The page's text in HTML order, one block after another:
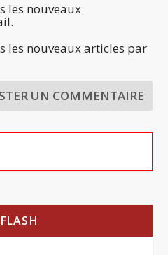
les nouveaux
les nouveaux articles par